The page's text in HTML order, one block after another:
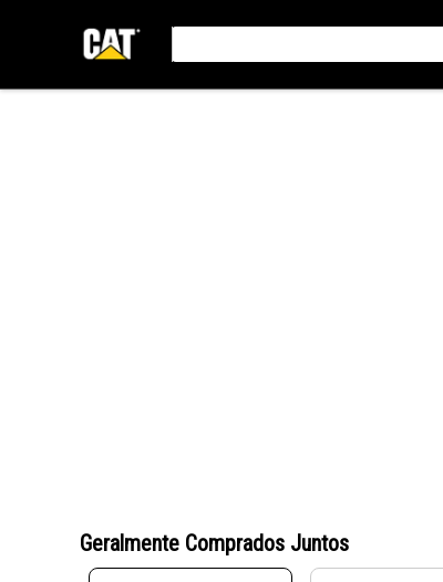
Geralmente Comprados Juntos